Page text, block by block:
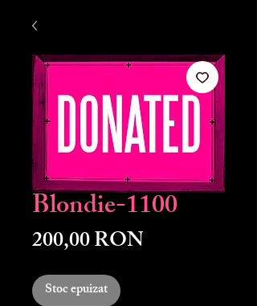
Blondie-1100
200,00 RONPreț
Stoc epuizat